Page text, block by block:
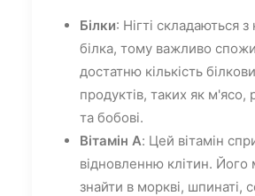
Білки: Нігті складаються з
білка, тому важливо
достатню кількість
продуктів, таких як м'ясо,
та бобові.
Вітамін A: Цей вітамін
відновленню клітин.
знайти в моркві, шпинаті,